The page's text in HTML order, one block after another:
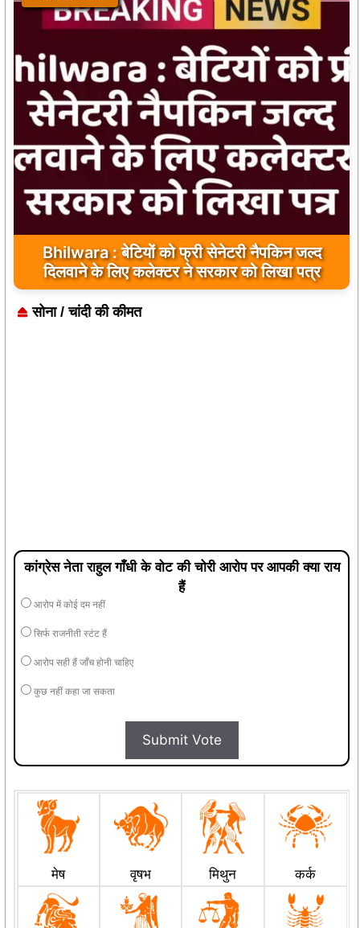
Bhilwara : बेटियों को फ्री सेनेटरी नैपकिन जल्द
दिलवाने के लिए कलेक्टर ने सरकार को लिखा पत्र
सोना / चांदी की कीमत
कांग्रेस नेता राहुल गाँधी के वोट की चोरी आरोप पर आपकी क्या राय
हैं
आरोप में कोई दम नहीं
सिर्फ राजनीती स्टंट हैं
आरोप सही हैं जाँच होनी चाहिए
कुछ नहीं कहा जा सकता
Submit Vote
मेष वृषभ मिथुन कर्क